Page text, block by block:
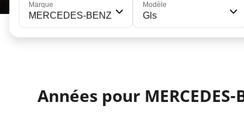
Marque
MERCEDES-BENZ
Modèle
Gls
Années pour MERCEDES-